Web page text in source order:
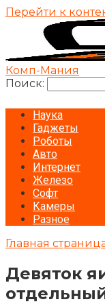
Перейти к
Комп-Мания
Поиск:
Наука
Гаджеты
Роботы
Авто
Интернет
Железо
Софт
Камеры
Разное
Главная
Девяток